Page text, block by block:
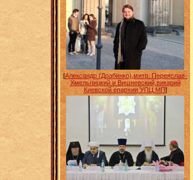
[Александр (Драбинко),митр. Переяслав-
Хмельницкий и Вишневский,викарий
Киевской епархии УПЦ МП]